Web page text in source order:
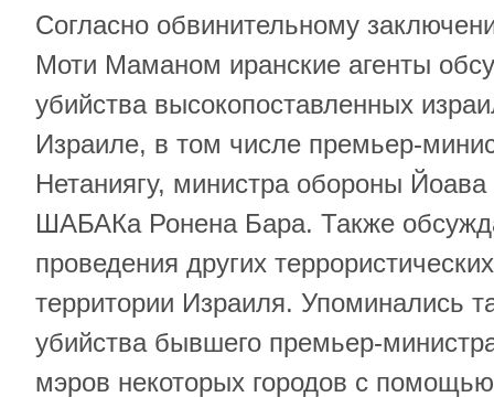
Согласно обвинительному
Моти Маманом иранские агенты
убийства высокопоставленных
Израиле, в том числе премьер-
Нетаниягу, министра обороны Йоава
ШАБАКа Ронена Бара. Также
проведения других
территории Израиля. Упоминались
убийства бывшего премьер-
мэров некоторых городов с